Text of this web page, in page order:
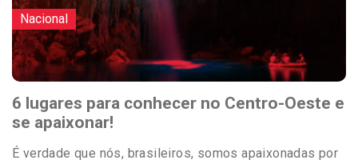
Nacional
6 lugares para conhecer no Centro-Oeste e
se apaixonar!
É verdade que nós, brasileiros, somos apaixonadas por